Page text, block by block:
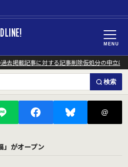
MENU
掲載記事に対する記事削除仮処分の申立につ
検索
@
」がオープン